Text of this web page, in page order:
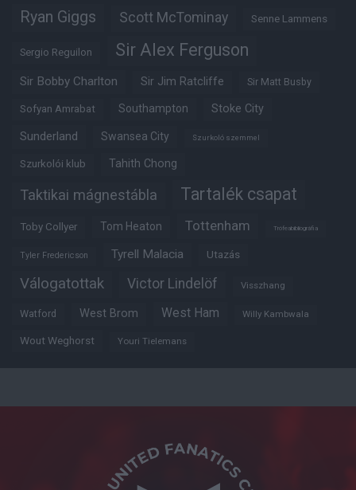
Ryan Giggs Scott McTominay Senne Lammens
Sergio Reguilon Sir Alex Ferguson
Sir Bobby Charlton Sir Jim Ratcliffe Sir Matt Busby
Sofyan Amrabat Southampton Stoke City
Sunderland Swansea City Szurkoló szemmel
Szurkolói klub Tahith Chong
Taktikai mágnestábla Tartalék csapat
Toby Collyer Tom Heaton Tottenham Trófeabibliográfia
Tyler Fredericson Tyrell Malacia Utazás
Válogatottak Victor Lindelöf Visszhang
Watford West Brom West Ham Willy Kambwala
Wout Weghorst Youri Tielemans